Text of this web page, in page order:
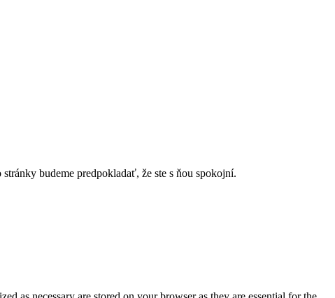
budeme predpokladať, že ste s ňou spokojní.